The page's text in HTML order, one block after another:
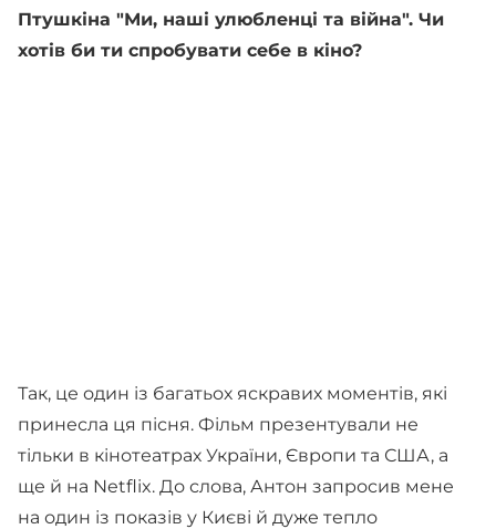
Птушкіна "Ми, наші улюбленці та війна". Чи
хотів би ти спробувати себе в кіно?
Так, це один із багатьох яскравих моментів, які
принесла ця пісня. Фільм презентували не
тільки в кінотеатрах України, Європи та США, а
ще й на Netflix. До слова, Антон запросив мене
на один із показів у Києві й дуже тепло